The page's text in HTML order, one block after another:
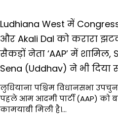
Ludhiana West में
और Akali Dal को करारा
सैकड़ों नेता ‘AAP’ में शामिल,
Sena (Uddhav) ने भी दिया
लुधियाना पश्चिम विधानसभा
पहले आम आदमी पार्टी (AAP) को
कामयाबी मिली है।…